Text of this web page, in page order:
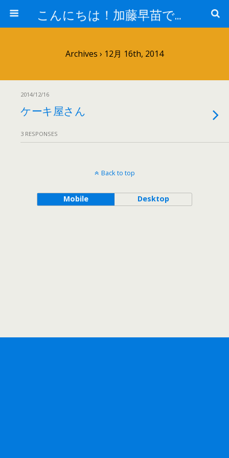
こんにちは！加藤早苗です。
Archives › 12月 16th, 2014
2014/12/16
ケーキ屋さん
3 RESPONSES
Back to top
Mobile Desktop